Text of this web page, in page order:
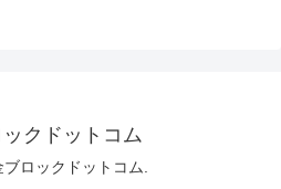
クドットコム
ロックドットコム.